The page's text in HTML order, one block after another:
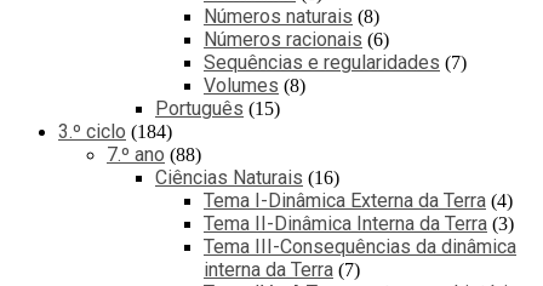
Números naturais 8
Números racionais 6
Sequências e regularidades 7
Volumes 8
Português 15
3.º ciclo 184
7.º ano 88
Ciências Naturais 16
Tema I-Dinâmica Externa da Terra 4
Tema II-Dinâmica Interna da Terra 3
Tema III-Consequências da dinâmica
interna da Terra 7